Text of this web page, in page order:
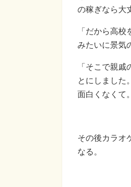
の稼ぎなら大
「だから高
みたいに景気
「そこで親
とにしました
面白くなくて
その後カラオ
なる。